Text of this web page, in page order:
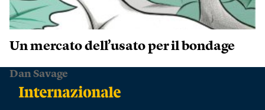
Un mercato dell’usato per il bondage
Dan Savage